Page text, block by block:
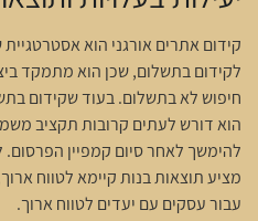
קידום אתרים אורגני הוא
לקידום בתשלום, שכן הוא מתמקד
חיפוש לא בתשלום. בעוד שקידום
הוא דורש לעתים קרובות תקציב
להימשך לאחר סיום קמפיין הפרסום.
מציע תוצאות בנות קיימא לטווח
עבור עסקים עם יעדים לטווח ארוך.